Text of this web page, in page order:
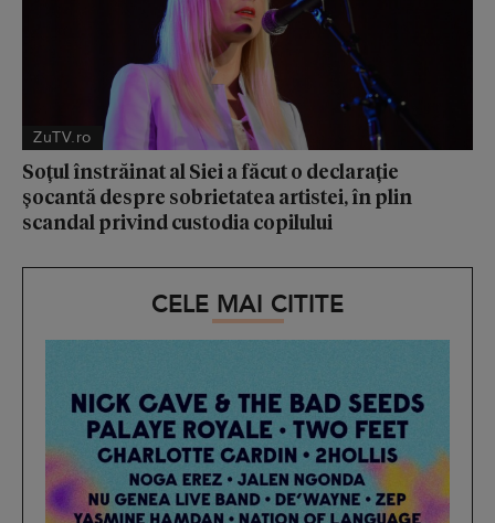
ZuTV.ro
Soțul înstrăinat al Siei a făcut o declarație
șocantă despre sobrietatea artistei, în plin
scandal privind custodia copilului
CELE MAI CITITE